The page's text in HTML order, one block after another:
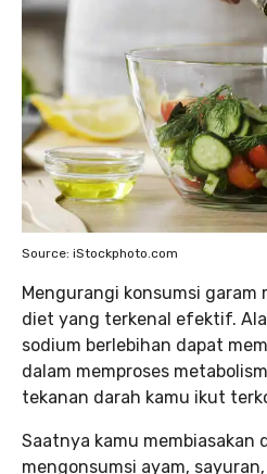
Source: iStockphoto.com
Mengurangi konsumsi
diet yang terkenal efektif.
sodium berlebihan dapat
dalam memproses
tekanan darah kamu ikut
Saatnya kamu membiasakan
mengonsumsi ayam,